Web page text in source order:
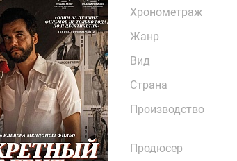
Хронометраж
Жанр
Вид
Страна
Производство
Продюсер